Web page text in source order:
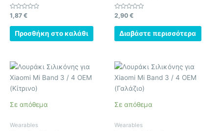
Βαθμολογήθηκε
με
0
από
1,87 €
Προσθήκη στο καλάθι
Βαθμολογήθηκε
με
0
από
2,90 €
Διαβάστε περισσότερα
Σε απόθεμα
Wearables
Σε απόθεμα
Wearables